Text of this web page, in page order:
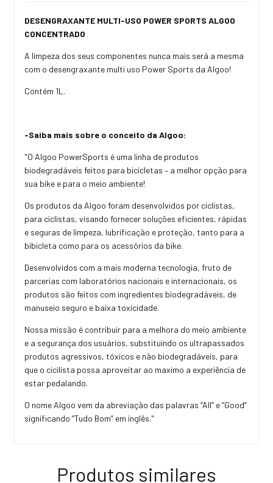
DESENGRAXANTE MULTI-USO POWER SPORTS ALGOO
CONCENTRADO
A limpeza dos seus componentes nunca mais será a mesma
com o desengraxante multi uso Power Sports da Algoo!
Contém 1L.
-Saiba mais sobre o conceito da Algoo:
"O Algoo PowerSports é uma linha de produtos
biodegradáveis feitos para bicicletas – a melhor opção para
sua bike e para o meio ambiente!
Os produtos da Algoo foram desenvolvidos por ciclistas,
para ciclistas, visando fornecer soluções eficientes, rápidas
e seguras de limpeza, lubrificação e proteção, tanto para a
bibicleta como para os acessórios da bike.
Desenvolvidos com a mais moderna tecnologia, fruto de
parcerias com laboratórios nacionais e internacionais, os
produtos são feitos com ingredientes biodegradáveis, de
manuseio seguro e baixa toxicidade.
Nossa missão é contribuir para a melhora do meio ambiente
e a segurança dos usuários, substituindo os ultrapassados
produtos agressivos, tóxicos e não biodegradáveis, para
que o cicilista possa aproveitar ao maximo a experiência de
estar pedalando.
O nome Algoo vem da abreviação das palavras “All” e “Good”
significando “Tudo Bom” em inglês."
Produtos similares